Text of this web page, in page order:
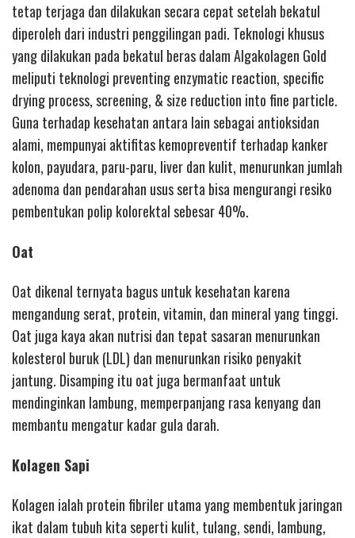
tetap terjaga dan dilakukan secara cepat setelah bekatul
diperoleh dari industri penggilingan padi. Teknologi khusus
yang dilakukan pada bekatul beras dalam Algakolagen Gold
meliputi teknologi preventing enzymatic reaction, specific
drying process, screening, & size reduction into fine particle.
Guna terhadap kesehatan antara lain sebagai antioksidan
alami, mempunyai aktifitas kemopreventif terhadap kanker
kolon, payudara, paru-paru, liver dan kulit, menurunkan jumlah
adenoma dan pendarahan usus serta bisa mengurangi resiko
pembentukan polip kolorektal sebesar 40%.
Oat
Oat dikenal ternyata bagus untuk kesehatan karena
mengandung serat, protein, vitamin, dan mineral yang tinggi.
Oat juga kaya akan nutrisi dan tepat sasaran menurunkan
kolesterol buruk (LDL) dan menurunkan risiko penyakit
jantung. Disamping itu oat juga bermanfaat untuk
mendinginkan lambung, memperpanjang rasa kenyang dan
membantu mengatur kadar gula darah.
Kolagen Sapi
Kolagen ialah protein fibriler utama yang membentuk jaringan
ikat dalam tubuh kita seperti kulit, tulang, sendi, lambung,